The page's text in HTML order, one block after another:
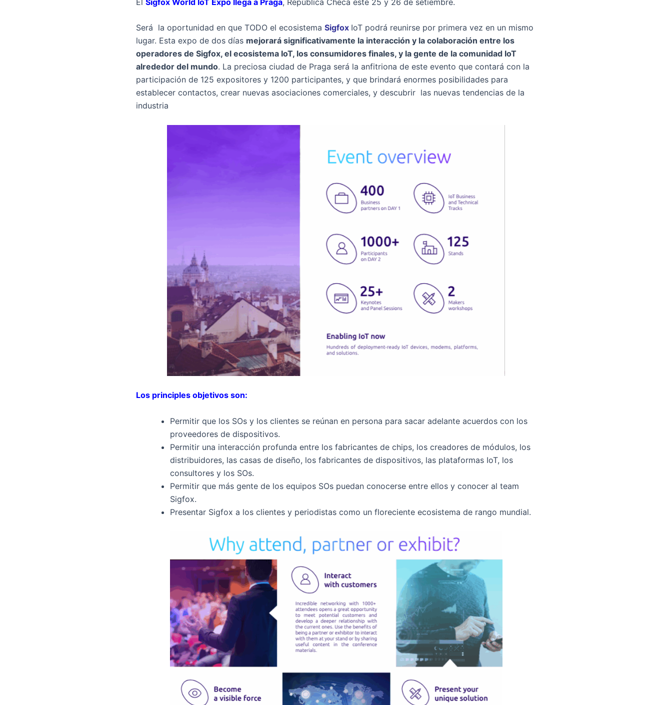
Será la oportunidad en que TODO el ecosistema Sigfox IoT podrá reunirse por primera vez en un mismo
lugar. Esta expo de dos días mejorará significativamente la interacción y la colaboración entre los
operadores de Sigfox, el ecosistema IoT, los consumidores finales, y la gente de la comunidad IoT
alrededor del mundo. La preciosa ciudad de Praga será la anfitriona de este evento que contará con la
participación de 125 expositores y 1200 participantes, y que brindará enormes posibilidades para
establecer contactos, crear nuevas asociaciones comerciales, y descubrir las nuevas tendencias de la
industria
Los principles objetivos son:
Permitir que los SOs y los clientes se reúnan en persona para sacar adelante acuerdos con los
proveedores de dispositivos.
Permitir una interacción profunda entre los fabricantes de chips, los creadores de módulos, los
distribuidores, las casas de diseño, los fabricantes de dispositivos, las plataformas IoT, los
consultores y los SOs.
Permitir que más gente de los equipos SOs puedan conocerse entre ellos y conocer al team
Sigfox.
Presentar Sigfox a los clientes y periodistas como un floreciente ecosistema de rango mundial.